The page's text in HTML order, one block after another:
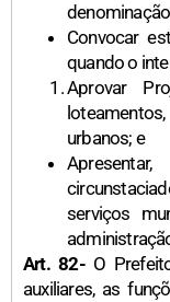
Convocar
quando o
Aprovar
urbanos; e
serviços
Art. 82-O
auxiliares, as